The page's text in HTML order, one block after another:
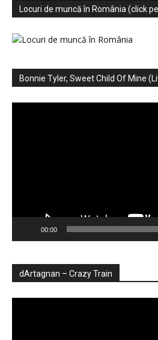
Locuri de muncă în România (click
Bonnie Tyler, Sweet Child Of Mine
00:00
dArtagnan – Crazy Train